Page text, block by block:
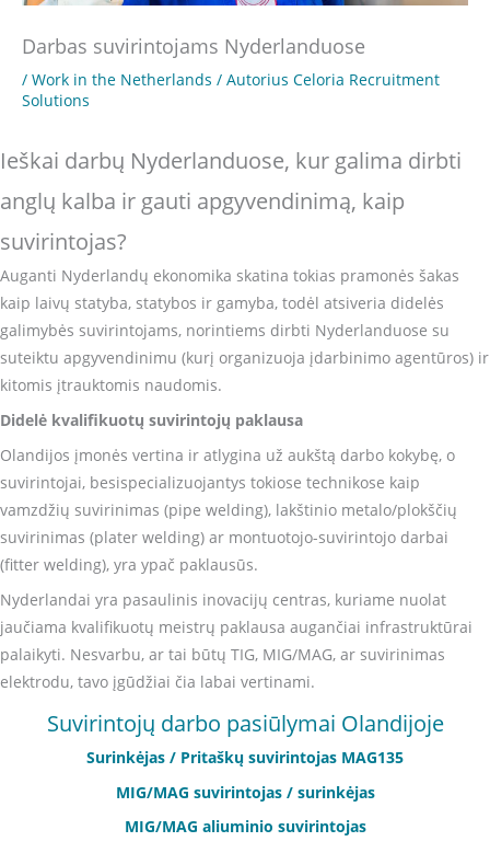
Darbas suvirintojams Nyderlanduose
/ Work in the Netherlands / Autorius Celoria Recruitment
Solutions
Ieškai darbų Nyderlanduose, kur galima dirbti
anglų kalba ir gauti apgyvendinimą, kaip
suvirintojas?
Auganti Nyderlandų ekonomika skatina tokias pramonės šakas
kaip laivų statyba, statybos ir gamyba, todėl atsiveria didelės
galimybės suvirintojams, norintiems dirbti Nyderlanduose su
suteiktu apgyvendinimu (kurį organizuoja įdarbinimo agentūros) ir
kitomis įtrauktomis naudomis.
Didelė kvalifikuotų suvirintojų paklausa
Olandijos įmonės vertina ir atlygina už aukštą darbo kokybę, o
suvirintojai, besispecializuojantys tokiose technikose kaip
vamzdžių suvirinimas (pipe welding), lakštinio metalo/plokščių
suvirinimas (plater welding) ar montuotojo-suvirintojo darbai
(fitter welding), yra ypač paklausūs.
Nyderlandai yra pasaulinis inovacijų centras, kuriame nuolat
jaučiama kvalifikuotų meistrų paklausa augančiai infrastruktūrai
palaikyti. Nesvarbu, ar tai būtų TIG, MIG/MAG, ar suvirinimas
elektrodu, tavo įgūdžiai čia labai vertinami.
Suvirintojų darbo pasiūlymai Olandijoje
Surinkėjas / Pritaškų suvirintojas MAG135
MIG/MAG suvirintojas / surinkėjas
MIG/MAG aliuminio suvirintojas